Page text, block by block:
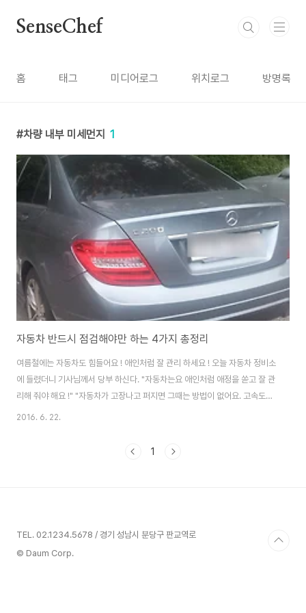
SenseChef
홈 태그 미디어로그 위치로그 방명록
차량 내부 미세먼지 1
자동차 반드시 점검해야만 하는 4가지 총정리
여름철에는 자동차도 힘들어요 ! 애인처럼 잘 관리 하세요 ! 오늘 자동차 정비소
에 들렸더니 기사님께서 당부 하신다. "자동차는요 애인처럼 애정을 쏟고 잘 관
리해 줘야 해요 !" "자동차가 고장나고 퍼지면 그때는 방법이 없어요. 고속도로
한가운데에서 멈춰서면 어떡해요 ?" 필자의 자동차 온도계 수준이 예전보다 올
는 누구라도 보면 알 수 있는 것인데 정비소에 들려 발견했다는 것은 필자의 자
2016. 6. 22.
1
TEL. 02.1234.5678 / 경기 성남시 분당구 판교역로
© Daum Corp.